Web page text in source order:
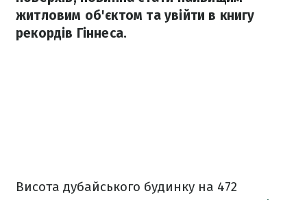
житловим об'єктом та увійти в книгу
рекордів Гіннеса.
Висота дубайського будинку на 472